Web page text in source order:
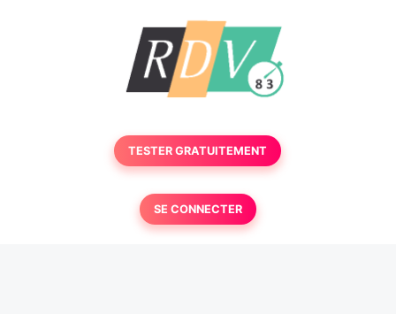
TESTER GRATUITEMENT
SE CONNECTER